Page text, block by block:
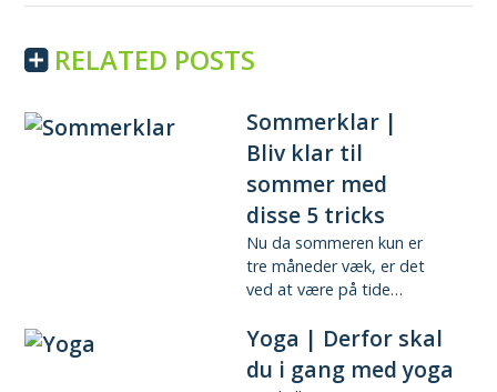
RELATED POSTS
Sommerklar |
Bliv klar til
sommer med
disse 5 tricks
Nu da sommeren kun er
tre måneder væk, er det
ved at være på tide…
Yoga | Derfor skal
du i gang med yoga